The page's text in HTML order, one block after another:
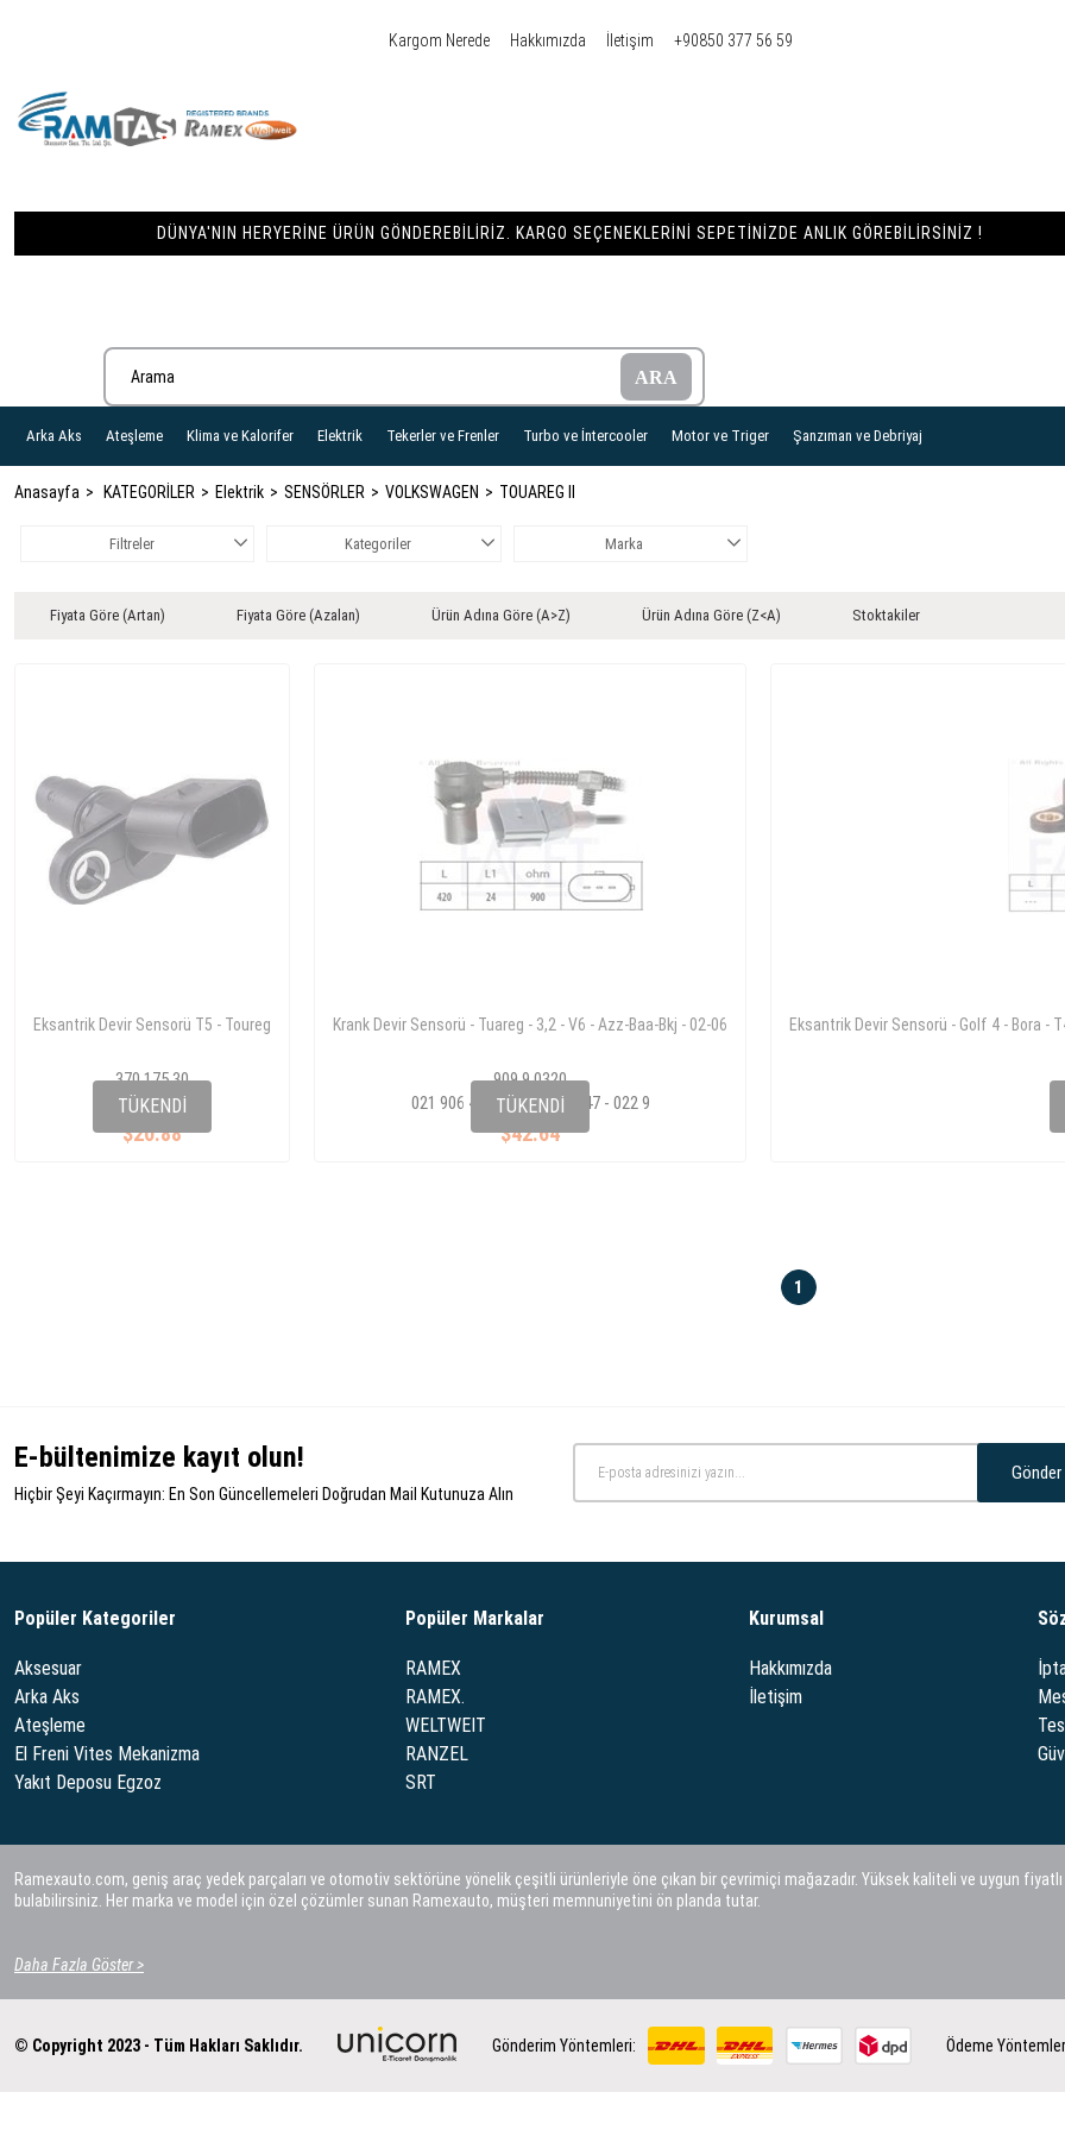
Kargom Nerede Hakkımızda İletişim +90850 377 56 59
DÜNYA'NIN HERYERINE ÜRÜN GÖNDEREBILIRIZ. KARGO SEÇENEKLERINI SEPETINIZDE ANLIK GÖREBILIRSINIZ !
Arka Aks Ateşleme Klima ve Kalorifer Elektrik Tekerler ve Frenler Turbo ve İntercooler Motor ve Triger Şanzıman ve Debriyaj
Anasayfa KATEGORİLER Elektrik SENSÖRLER VOLKSWAGEN TOUAREG II
Filtreler Kategoriler Marka
Fiyata Göre (Artan) Fiyata Göre (Azalan) Ürün Adına Göre (A>Z) Ürün Adına Göre (Z<A) Stoktakiler
TÜKENDI
Eksantrik Devir Sensorü T5 - Toureg
370 175 30
$20.88
070 907 601 A TÜKENDI
Krank Devir Sensorü - Tuareg - 3,2 - V6 - Azz-Baa-Bkj - 02-06
909 9 0320
$42.64
021 906 433 E - 021 957 147 - 022 9
Eksantrik Devir Sensorü - Golf 4 - Bora -
1
E-bültenimize kayıt olun!
Hiçbir Şeyi Kaçırmayın: En Son Güncellemeleri Doğrudan Mail Kutunuza Alın
Gönder
Popüler Kategoriler
Aksesuar
Arka Aks
Ateşleme
El Freni Vites Mekanizma
Yakıt Deposu Egzoz
Popüler Markalar
RAMEX
RAMEX.
WELTWEIT
RANZEL
SRT
Kurumsal
Hakkımızda
İletişim
Ramexauto.com, geniş araç yedek parçaları ve otomotiv sektörüne yönelik çeşitli ürünleriyle öne çıkan bir çevrimiçi mağazadır. Yüksek kaliteli ve uygun
bulabilirsiniz. Her marka ve model için özel çözümler sunan Ramexauto, müşteri memnuniyetini ön planda tutar.
Daha Fazla Göster >
© Copyright 2023 - Tüm Hakları Saklıdır. Gönderim Yöntemleri: Ödeme